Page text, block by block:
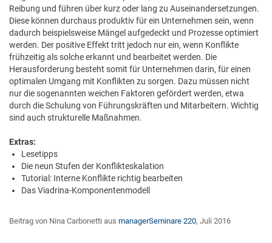
Reibung und führen über kurz oder lang zu Auseinandersetzungen.
Diese können durchaus produktiv für ein Unternehmen sein, wenn
dadurch beispielsweise Mängel aufgedeckt und Prozesse optimiert
werden. Der positive Effekt tritt jedoch nur ein, wenn Konflikte
frühzeitig als solche erkannt und bearbeitet werden. Die
Herausforderung besteht somit für Unternehmen darin, für einen
optimalen Umgang mit Konflikten zu sorgen. Dazu müssen nicht
nur die sogenannten weichen Faktoren gefördert werden, etwa
durch die Schulung von Führungskräften und Mitarbeitern. Wichtig
sind auch strukturelle Maßnahmen.
Extras:
Lesetipps
Die neun Stufen der Konflikteskalation
Tutorial: Interne Konflikte richtig bearbeiten
Das Viadrina-Komponentenmodell
Beitrag von Nina Carbonetti aus managerSeminare 220, Juli 2016